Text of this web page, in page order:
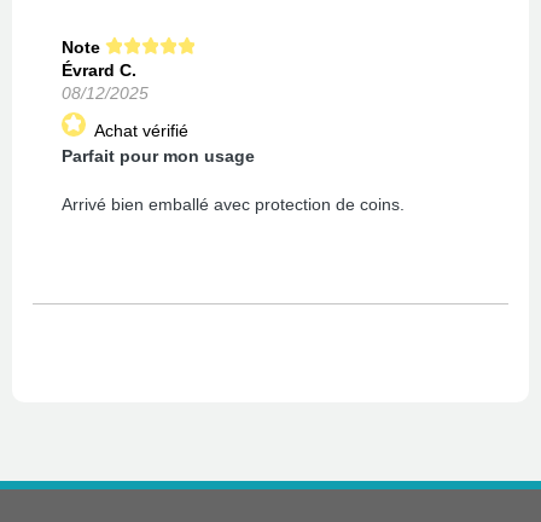
Note
Évrard C.
08/12/2025
Achat vérifié
Parfait pour mon usage
Arrivé bien emballé avec protection de coins.